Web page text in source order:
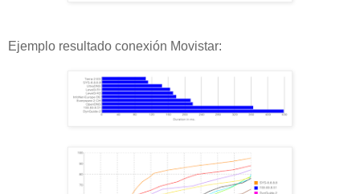
Ejemplo resultado conexión Movistar: